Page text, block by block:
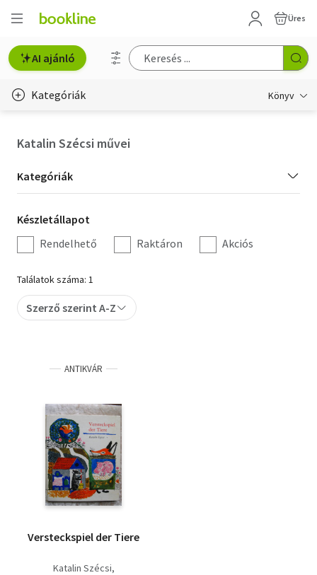
Üres
AI ajánló
Kategóriák Könyv
Hobbi, szabadidő
Irodalom
Művészet
Szakkönyv
Tankönyv, segédkönyv
Társadalomtudomány
Természettudomány
Történelem
Vallás
Katalin Szécsi művei
Kategória
szűrés
Kategóriák
Készletállapot
szűrés
Készletállapot
Rendelhető
Raktáron Akciós
Találatok száma: 1
Szerző szerint A-Z
ANTIKVÁR
Versteckspiel der Tiere
Katalin Szécsi